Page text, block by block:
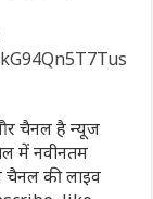
चैनल है न्यूज
में नवीनतम
चैनल की लाइव